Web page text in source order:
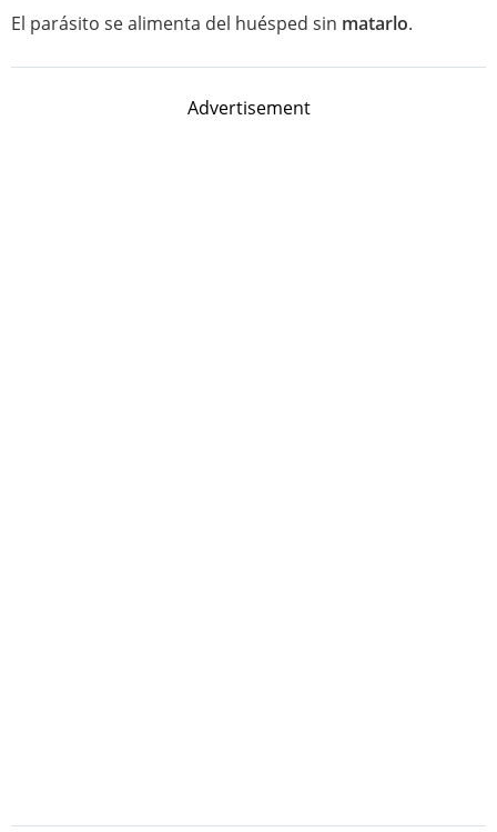
El parásito se alimenta del huésped sin matarlo.
Advertisement